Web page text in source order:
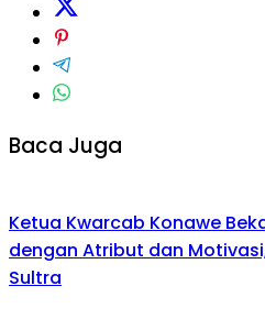
Baca Juga
Ketua Kwarcab Konawe
dengan Atribut dan
Sultra